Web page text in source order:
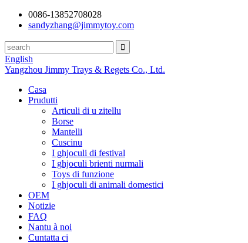
0086-13852708028
sandyzhang@jimmytoy.com
English
Yangzhou Jimmy Trays & Regets Co., Ltd.
Casa
Prudutti
Articuli di u zitellu
Borse
Mantelli
Cuscinu
I ghjoculi di festival
I ghjoculi brienti nurmali
Toys di funzione
I ghjoculi di animali domestici
OEM
Notizie
FAQ
Nantu à noi
Cuntatta ci